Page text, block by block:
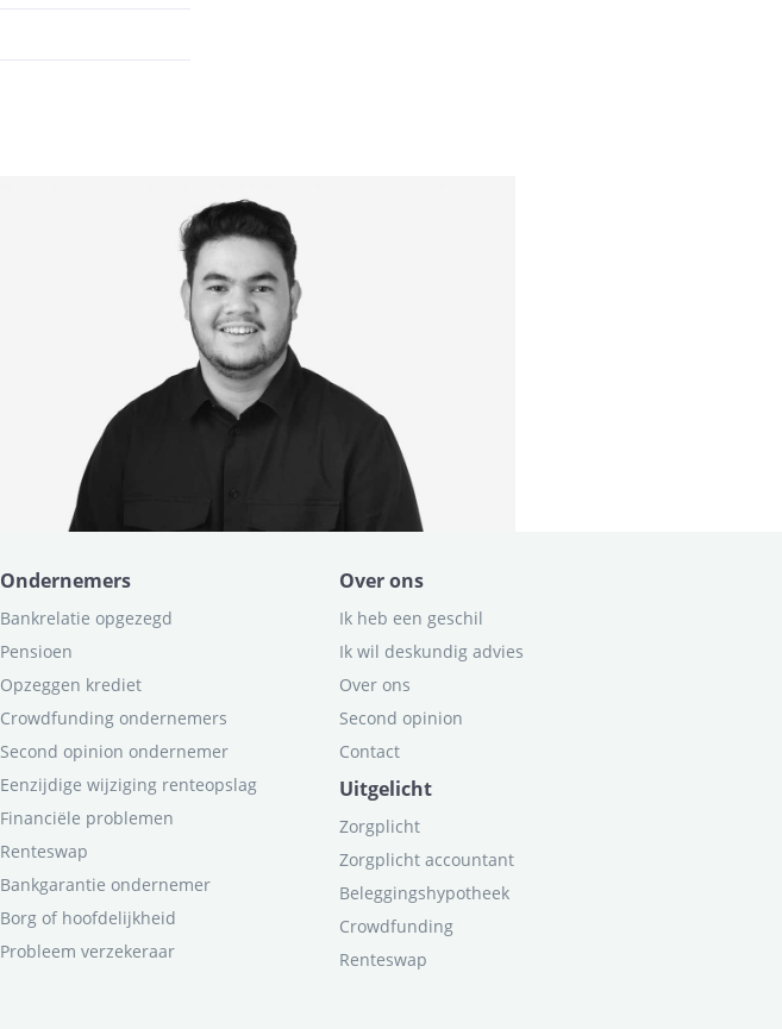
Ondernemers
Bankrelatie opgezegd
Pensioen
Opzeggen krediet
Crowdfunding ondernemers
Second opinion ondernemer
Eenzijdige wijziging renteopslag
Financiële problemen
Renteswap
Bankgarantie ondernemer
Borg of hoofdelijkheid
Probleem verzekeraar
Over ons
Ik heb een geschil
Ik wil deskundig advies
Over ons
Second opinion
Contact
Uitgelicht
Zorgplicht
Zorgplicht accountant
Beleggingshypotheek
Crowdfunding
Renteswap